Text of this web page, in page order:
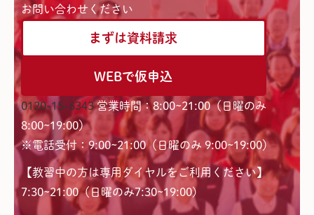
お問い合わせください
まずは資料請求
WEBで仮申込
0120-15-6343 営業時間：8:00~21:00（日曜のみ
8:00~19:00）
※電話受付：9:00~21:00（日曜のみ 9:00~19:00）
【教習中の方は専用ダイヤルをご利用ください】
7:30~21:00（日曜のみ7:30~19:00)